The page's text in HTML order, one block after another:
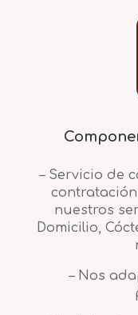
– Servicio de
nuestros
Domicilio,
– Nos